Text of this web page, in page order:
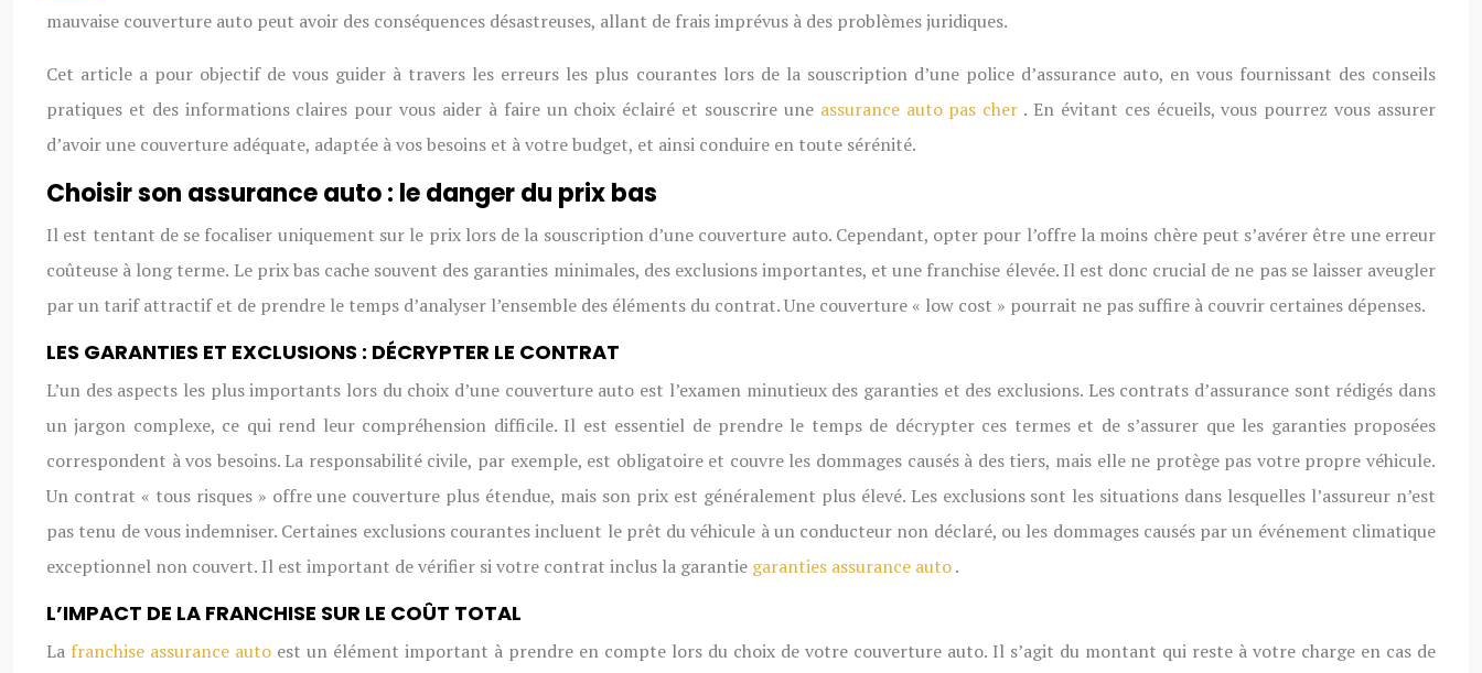
mauvaise couverture auto peut avoir des conséquences désastreuses, allant de frais imprévus à des problèmes juridiques.
Cet article a pour objectif de vous guider à travers les erreurs les plus courantes lors de la souscription d’une police d’assurance auto, en vous fournissant des conseils
pratiques et des informations claires pour vous aider à faire un choix éclairé et souscrire une assurance auto pas cher . En évitant ces écueils, vous pourrez vous assurer
d’avoir une couverture adéquate, adaptée à vos besoins et à votre budget, et ainsi conduire en toute sérénité.
Choisir son assurance auto : le danger du prix bas
Il est tentant de se focaliser uniquement sur le prix lors de la souscription d’une couverture auto. Cependant, opter pour l’offre la moins chère peut s’avérer être une erreur
coûteuse à long terme. Le prix bas cache souvent des garanties minimales, des exclusions importantes, et une franchise élevée. Il est donc crucial de ne pas se laisser aveugler
par un tarif attractif et de prendre le temps d’analyser l’ensemble des éléments du contrat. Une couverture « low cost » pourrait ne pas suffire à couvrir certaines dépenses.
LES GARANTIES ET EXCLUSIONS : DÉCRYPTER LE CONTRAT
L’un des aspects les plus importants lors du choix d’une couverture auto est l’examen minutieux des garanties et des exclusions. Les contrats d’assurance sont rédigés dans
un jargon complexe, ce qui rend leur compréhension difficile. Il est essentiel de prendre le temps de décrypter ces termes et de s’assurer que les garanties proposées
correspondent à vos besoins. La responsabilité civile, par exemple, est obligatoire et couvre les dommages causés à des tiers, mais elle ne protège pas votre propre véhicule.
Un contrat « tous risques » offre une couverture plus étendue, mais son prix est généralement plus élevé. Les exclusions sont les situations dans lesquelles l’assureur n’est
pas tenu de vous indemniser. Certaines exclusions courantes incluent le prêt du véhicule à un conducteur non déclaré, ou les dommages causés par un événement climatique
exceptionnel non couvert. Il est important de vérifier si votre contrat inclus la garantie garanties assurance auto.
L’IMPACT DE LA FRANCHISE SUR LE COÛT TOTAL
La franchise assurance auto est un élément important à prendre en compte lors du choix de votre couverture auto. Il s’agit du montant qui reste à votre charge en cas de